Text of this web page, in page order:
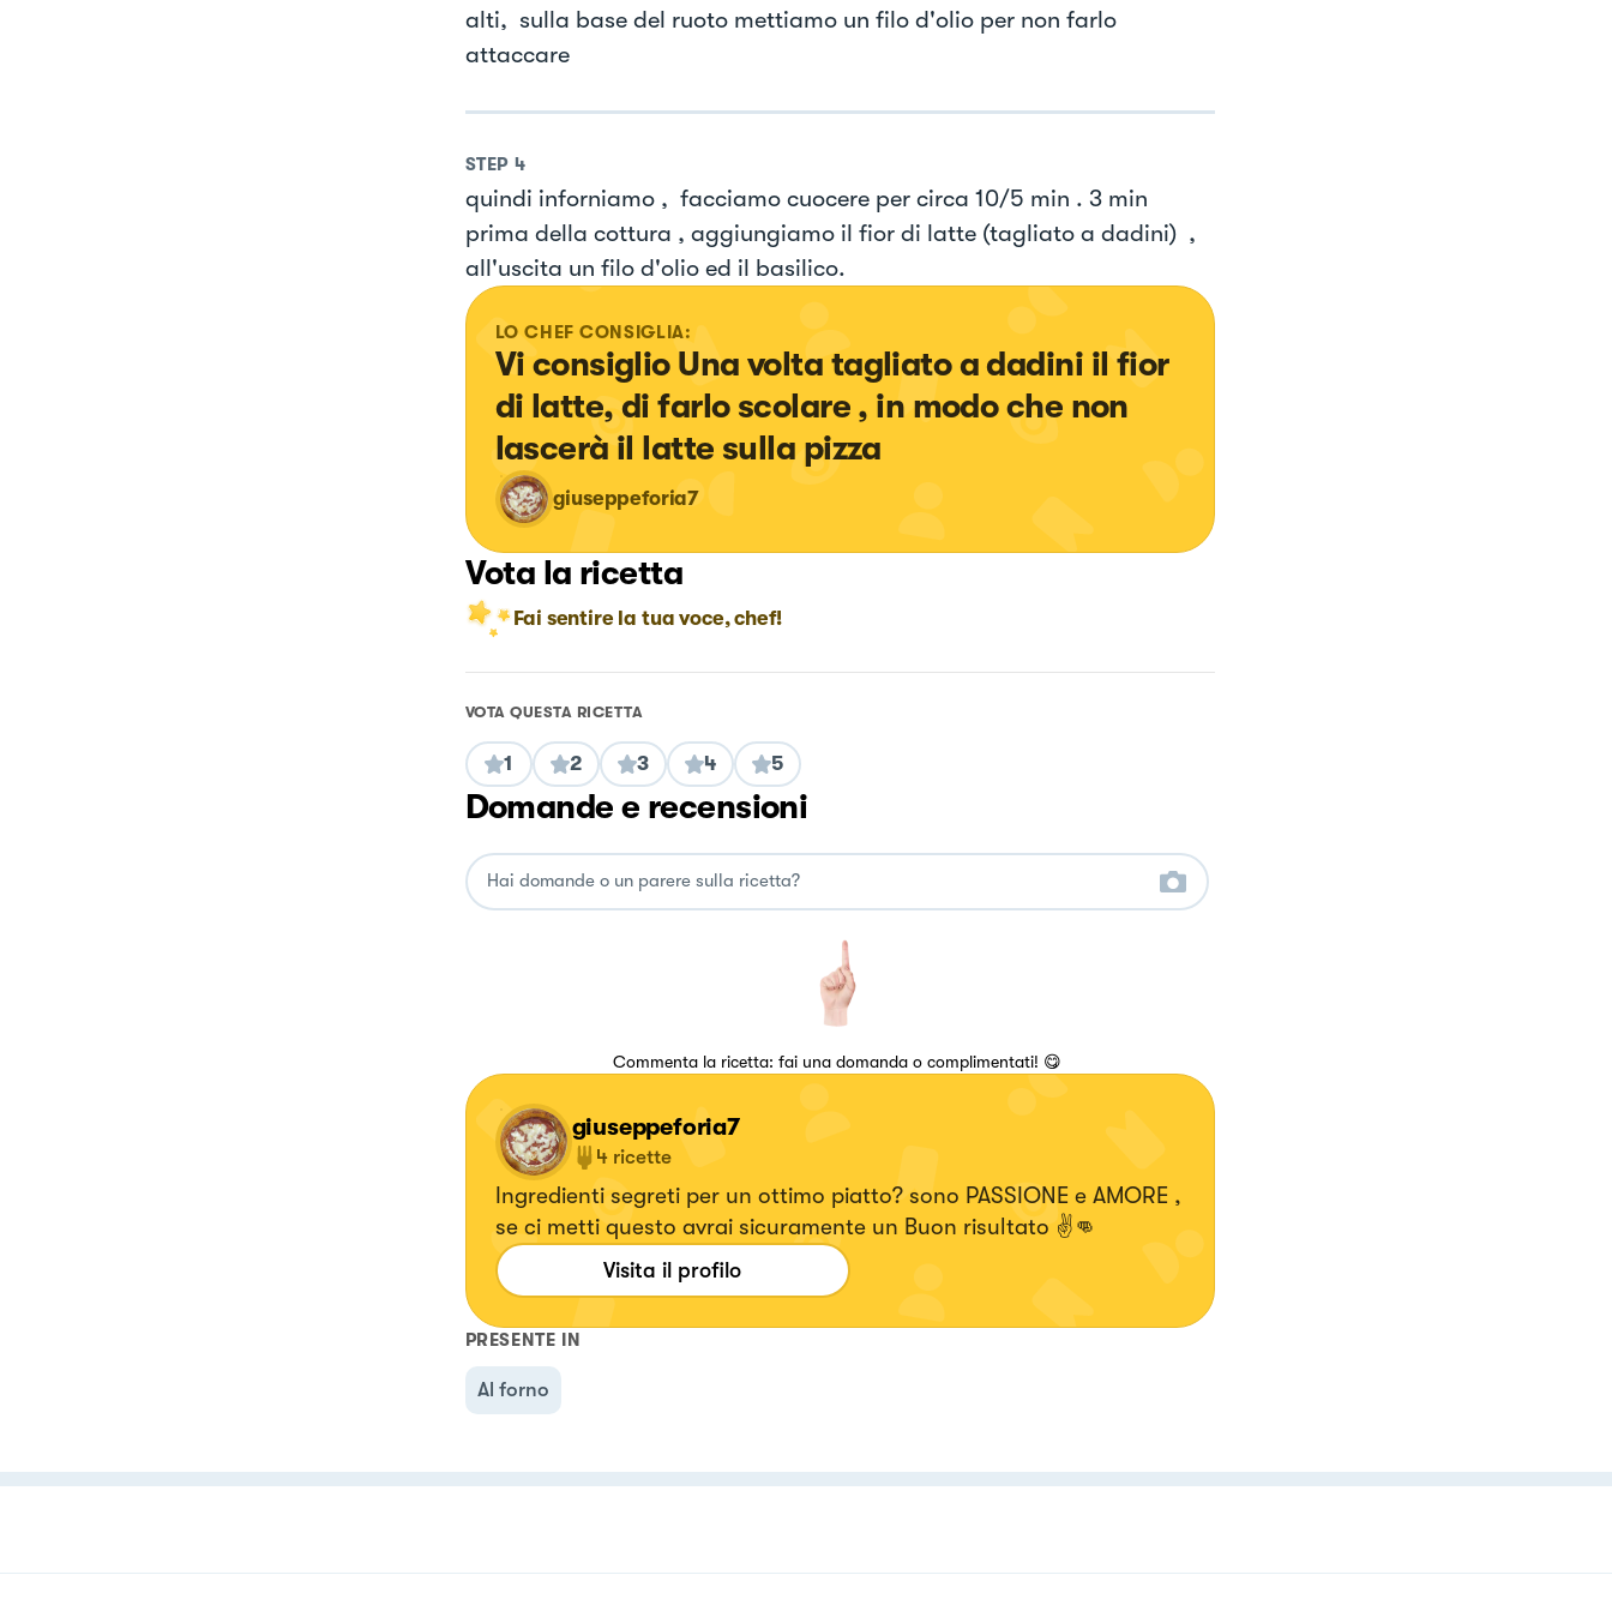
alti, sulla base del ruoto mettiamo un filo d'olio per non farlo
attaccare
STEP 4
quindi inforniamo , facciamo cuocere per circa 10/5 min . 3 min
prima della cottura , aggiungiamo il fior di latte (tagliato a dadini) ,
all'uscita un filo d'olio ed il basilico.
LO CHEF CONSIGLIA:
Vi consiglio Una volta tagliato a dadini il fior
di latte, di farlo scolare , in modo che non
lascerà il latte sulla pizza
giuseppeforia7
Vota la ricetta
Fai sentire la tua voce, chef!
VOTA QUESTA RICETTA
1 2 3 4 5
Domande e recensioni
Commenta la ricetta: fai una domanda o complimentati! 😋
giuseppeforia7
4 ricette
Ingredienti segreti per un ottimo piatto? sono PASSIONE e AMORE ,
se ci metti questo avrai sicuramente un Buon risultato ✌👊
Visita il profilo
PRESENTE IN
Al forno